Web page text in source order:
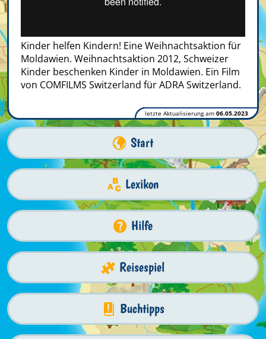
Kinder helfen Kindern! Eine Weihnachtsaktion für
Moldawien. Weihnachtsaktion 2012, Schweizer
Kinder beschenken Kinder in Moldawien. Ein Film
von COMFILMS Switzerland für ADRA Switzerland.
letzte Aktualisierung am 06.05.2023
Start
Lexikon
Hilfe
Reisespiel
Buchtipps